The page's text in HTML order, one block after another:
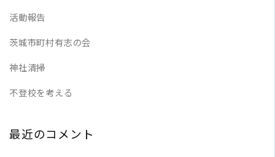
活動報告
茨城市町村有志の会
神社清掃
不登校を考える
最近のコメント